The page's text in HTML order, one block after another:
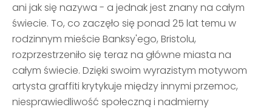
ani jak się nazywa - a jednak jest znany na całym
świecie. To, co zaczęło się ponad 25 lat temu w
rodzinnym mieście Banksy'ego, Bristolu,
rozprzestrzeniło się teraz na główne miasta na
całym świecie. Dzięki swoim wyrazistym motywom
artysta graffiti krytykuje między innymi przemoc,
niesprawiedliwość społeczną i nadmierny